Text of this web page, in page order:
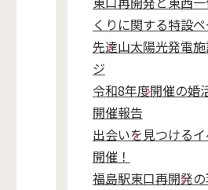
くりに関する特設
先達山太陽光発電
ジ
令和8年度開催の婚
開催報告
出会いを見つける
開催！
福島駅東口再開発